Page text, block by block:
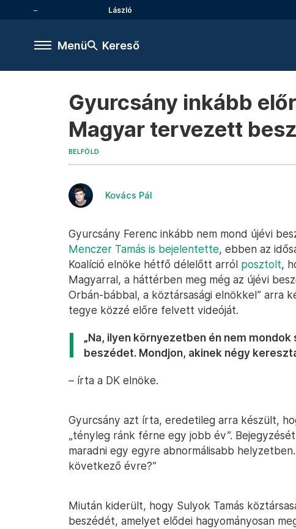
László
Menü Kereső
Gyurcsány inkább
Magyar tervezett
BELFÖLD
Kovács Pál
Gyurcsány Ferenc inkább nem mond újévi
Menczer Tamás is bejelentette, ebben az
Koalíció elnöke hétfő délelőtt arról posztolt,
Magyarral, a háttérben meg még az újévi
Orbán-bábbal, a köztársasági elnökkel” arra
tegye közzé előre felvett videóját.
„Na, ilyen környezetben én nem
beszédet. Mondjon, akinek négy
– írta a DK elnöke.
Gyurcsány azt írta, eredetileg arra készült,
„tényleg ránk férne egy jobb év”.
maradni egy egyre abnormálisabb
következő évre?”
Miután kiderült, hogy Sulyok Tamás
beszédét, amelyet elődei hagyományosan